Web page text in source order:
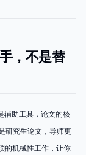
，不是替
辅助工具，论文的核
研究生论文，导师更
的机械性工作，让你